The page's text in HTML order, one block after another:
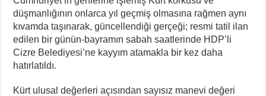
NATO Tutsakları Serbest Bırakılsın!
Sahel’den Ceuta’ya Yönelen Göç Dalgası
düşmanlığının onlarca yıl geçmiş olmasına rağmen aynı
kıvamda taşınarak, güncellendiği gerçeği; resmi tatil ilan
edilen bir günün-bayramın sabah saatlerinde HDP’li
Cizre Belediyesi’ne kayyım atamakla bir kez daha
hatırlatıldı.
Kürt ulusal değerleri açısından sayısız manevi değeri